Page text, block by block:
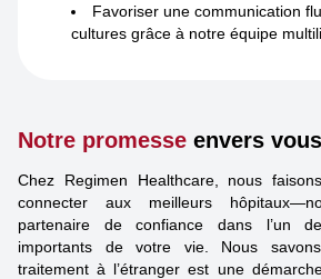
Favoriser une communication
cultures grâce à notre équipe
Notre promesse envers vous
Chez Regimen Healthcare, nous
connecter aux meilleurs
partenaire de confiance dans l’un
importants de votre vie. Nous
traitement à l’étranger est une